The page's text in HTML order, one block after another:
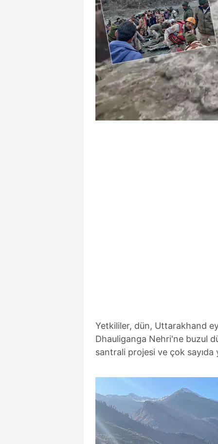
Yetkililer, dün, Uttarakhand
Dhauliganga Nehri'ne buzul
santrali projesi ve çok